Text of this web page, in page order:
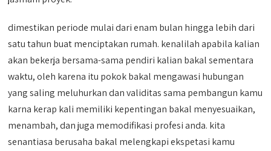
dimestikan periode mulai dari enam bulan hingga lebih dari
satu tahun buat menciptakan rumah. kenalilah apabila kalian
akan bekerja bersama-sama pendiri kalian bakal sementara
waktu, oleh karena itu pokok bakal mengawasi hubungan
yang saling meluhurkan dan validitas sama pembangun kamu
karna kerap kali memiliki kepentingan bakal menyesuaikan,
menambah, dan juga memodifikasi profesi anda. kita
senantiasa berusaha bakal melengkapi ekspetasi kamu